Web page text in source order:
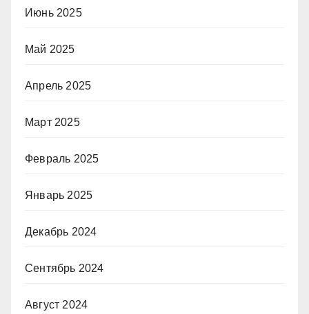
Июнь 2025
Май 2025
Апрель 2025
Март 2025
Февраль 2025
Январь 2025
Декабрь 2024
Сентябрь 2024
Август 2024